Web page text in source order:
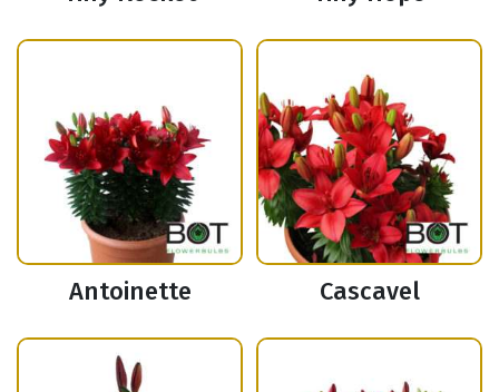
Antoinette Cascavel